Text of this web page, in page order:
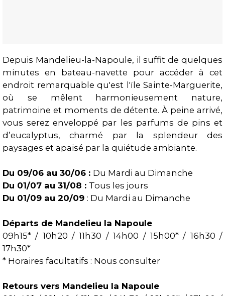
Présentation
Depuis Mandelieu-la-Napoule, il suffit de quelques
minutes en bateau-navette pour accéder à cet
endroit remarquable qu'est l'ïle Sainte-Marguerite,
où se mêlent harmonieusement nature,
patrimoine et moments de détente. À peine arrivé,
vous serez enveloppé par les parfums de pins et
d’eucalyptus, charmé par la splendeur des
paysages et apaisé par la quiétude ambiante.
Du 09/06 au 30/06 : Du Mardi au Dimanche
Du 01/07 au 31/08 : Tous les jours
Du 01/09 au 20/09 : Du Mardi au Dimanche
Départs de Mandelieu la Napoule
09h15* / 10h20 / 11h30 / 14h00 / 15h00* / 16h30 /
17h30*
* Horaires facultatifs : Nous consulter
Retours vers Mandelieu la Napoule